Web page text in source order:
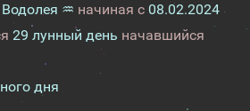
Водолея ♒ начиная с 08.02.2024
29 лунный день начавшийся
дня